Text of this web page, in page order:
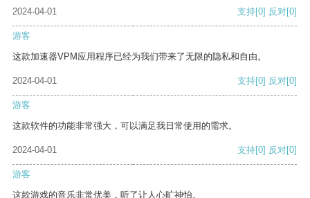
2024-04-01
支持[0] 反对[0]
游客
这款加速器VPM应用程序已经为我们带来了无限的隐私和自由。
2024-04-01 支持[0] 反对[0]
游客
这款软件的功能非常强大，可以满足我日常使用的需求。
2024-04-01 支持[0] 反对[0]
游客
这款游戏的音乐非常优美，听了让人心旷神怡。